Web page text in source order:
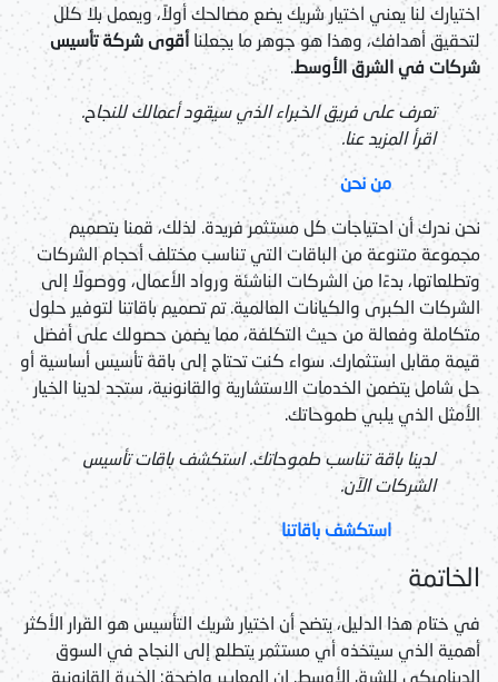
اختيارك لنا يعني اختيار شريك يضع مصالحك أولاً، ويعمل بلا كلل
لتحقيق أهدافك، وهذا هو جوهر ما يجعلنا أقوى شركة تأسيس
شركات في الشرق الأوسط.
تعرف على فريق الخبراء الذي سيقود أعمالك للنجاح.
اقرأ المزيد عنا.
من نحن
نحن ندرك أن احتياجات كل مستثمر فريدة. لذلك، قمنا بتصميم
مجموعة متنوعة من الباقات التي تناسب مختلف أحجام الشركات
وتطلعاتها، بدءًا من الشركات الناشئة ورواد الأعمال، ووصولًا إلى
الشركات الكبرى والكيانات العالمية. تم تصميم باقاتنا لتوفير حلول
متكاملة وفعالة من حيث التكلفة، مما يضمن حصولك على أفضل
قيمة مقابل استثمارك. سواء كنت تحتاج إلى باقة تأسيس أساسية أو
حل شامل يتضمن الخدمات الاستشارية والقانونية، ستجد لدينا الخيار
الأمثل الذي يلبي طموحاتك.
لدينا باقة تناسب طموحاتك. استكشف باقات تأسيس
الشركات الآن.
استكشف باقاتنا
الخاتمة
في ختام هذا الدليل، يتضح أن اختيار شريك التأسيس هو القرار الأكثر
أهمية الذي سيتخذه أي مستثمر يتطلع إلى النجاح في السوق
الديناميكي للشرق الأوسط. إن المعايير واضحة: الخبرة القانونية